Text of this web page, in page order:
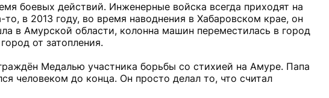
боевых действий. Инженерные войска всегда приходят на
в 2013 году, во время наводнения в Хабаровском крае, он
в Амурской области, колонна машин переместилась в город
от затопления.
Медалью участника борьбы со стихией на Амуре. Папа
человеком до конца. Он просто делал то, что считал